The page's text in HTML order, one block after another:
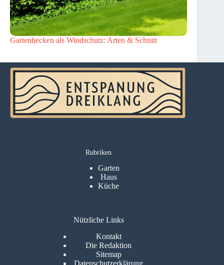
Gartenhecken als Windschutz: Arten & Schnitt
Rubriken
Garten
Haus
Küche
Nützliche Links
Kontakt
Die Redaktion
Sitemap
Datenschutzerklärung